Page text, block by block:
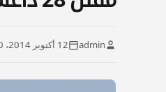
admin 12 أكتوبر 2014، 12:00 ص